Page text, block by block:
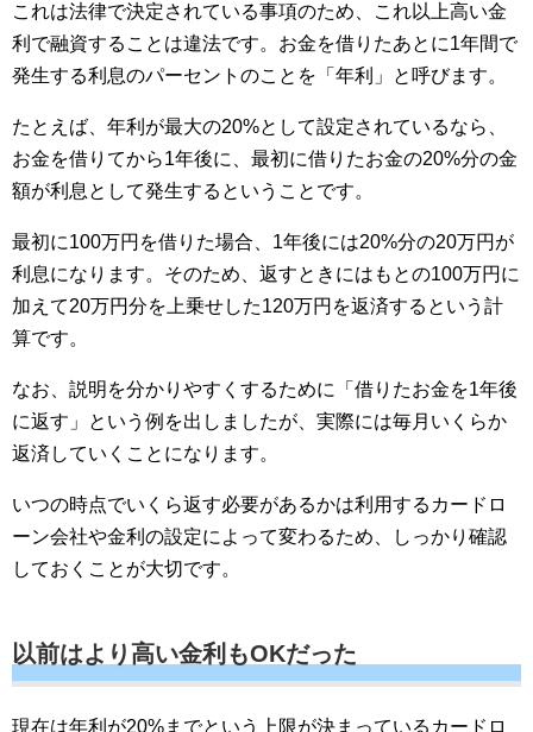
これは法律で決定されている事項のため、これ以上高い金
利で融資することは違法です。お金を借りたあとに1年間で
発生する利息のパーセントのことを「年利」と呼びます。
たとえば、年利が最大の20%として設定されているなら、
お金を借りてから1年後に、最初に借りたお金の20%分の金
額が利息として発生するということです。
最初に100万円を借りた場合、1年後には20%分の20万円が
利息になります。そのため、返すときにはもとの100万円に
加えて20万円分を上乗せした120万円を返済するという計
算です。
なお、説明を分かりやすくするために「借りたお金を1年後
に返す」という例を出しましたが、実際には毎月いくらか
返済していくことになります。
いつの時点でいくら返す必要があるかは利用するカードロ
ーン会社や金利の設定によって変わるため、しっかり確認
しておくことが大切です。
以前はより高い金利もOKだった
現在は年利が20%までという上限が決まっているカードロ